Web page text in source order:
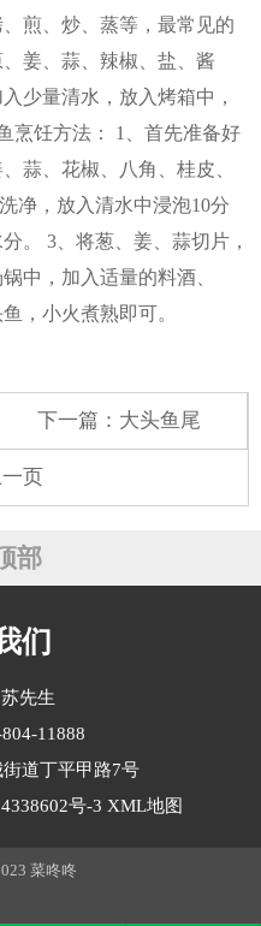
煎、炒、蒸等，最常见的
姜、蒜、辣椒、盐、酱
少量清水，放入烤箱中，
烹饪方法： 1、首先准备好
蒜、花椒、八角、桂皮、
净，放入清水中浸泡10分
。 3、将葱、姜、蒜切片，
中，加入适量的料酒、
，小火煮熟即可。
下一篇： 大头鱼尾
页
部
们
先生
11888
道丁平甲路7号
号-3 XML地图
菜咚咚